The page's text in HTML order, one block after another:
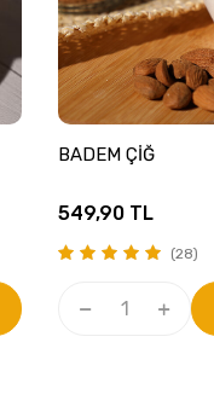
BADEM ÇİĞ
549,90 TL
(28)